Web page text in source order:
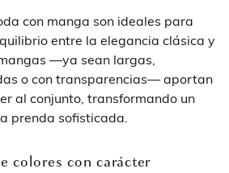
con manga son ideales para
entre la elegancia clásica y
—ya sean largas,
o con transparencias— aportan
al conjunto, transformando un
prenda sofisticada.
colores con carácter